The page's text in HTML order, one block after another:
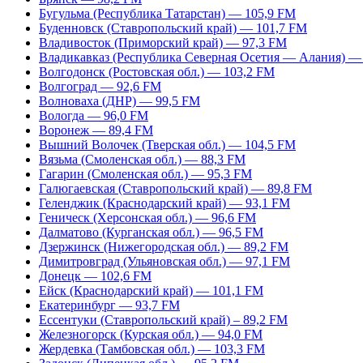
Бугульма (Республика Татарстан) — 105,9 FM
Буденновск (Ставропольский край) — 101,7 FM
Владивосток (Приморский край) — 97,3 FM
Владикавказ (Республика Северная Осетия — Алания)
Волгодонск (Ростовская обл.) — 103,2 FM
Волгоград — 92,6 FM
Волноваха (ДНР) — 99,5 FM
Вологда — 96,0 FM
Воронеж — 89,4 FM
Вышний Волочек (Тверская обл.) — 104,5 FM
Вязьма (Смоленская обл.) — 88,3 FM
Гагарин (Смоленская обл.) — 95,3 FM
Галюгаевская (Ставропольский край) — 89,8 FM
Геленджик (Краснодарский край) — 93,1 FM
Геническ (Херсонская обл.) — 96,6 FM
Далматово (Курганская обл.) — 96,5 FM
Дзержинск (Нижегородская обл.) — 89,2 FM
Димитровград (Ульяновская обл.) — 97,1 FM
Донецк — 102,6 FM
Ейск (Краснодарский край) — 101,1 FM
Екатеринбург — 93,7 FM
Ессентуки (Ставропольский край) – 89,2 FM
Железногорск (Курская обл.) — 94,0 FM
Жердевка (Тамбовская обл.) — 103,3 FM